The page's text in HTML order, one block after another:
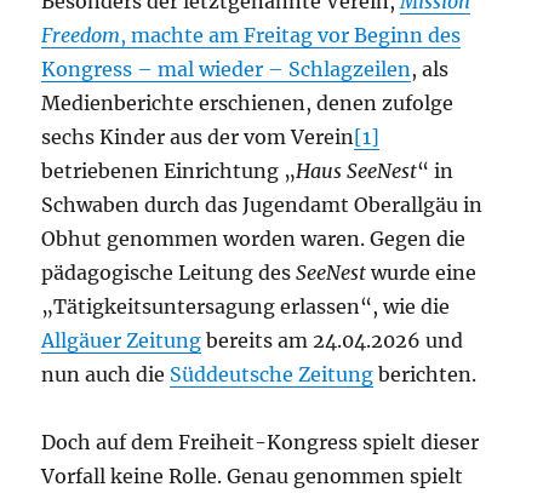
Freedom, machte am Freitag vor Beginn des
Kongress – mal wieder – Schlagzeilen, als
Medienberichte erschienen, denen zufolge
sechs Kinder aus der vom Verein[1]
betriebenen Einrichtung „Haus SeeNest“ in
Schwaben durch das Jugendamt Oberallgäu in
Obhut genommen worden waren. Gegen die
pädagogische Leitung desSeeNest wurde eine
„Tätigkeitsuntersagung erlassen“, wie die
Allgäuer Zeitung bereits am 24.04.2026 und
nun auch die Süddeutsche Zeitung berichten.
Doch auf dem Freiheit-Kongress spielt dieser
Vorfall keine Rolle. Genau genommen spielt